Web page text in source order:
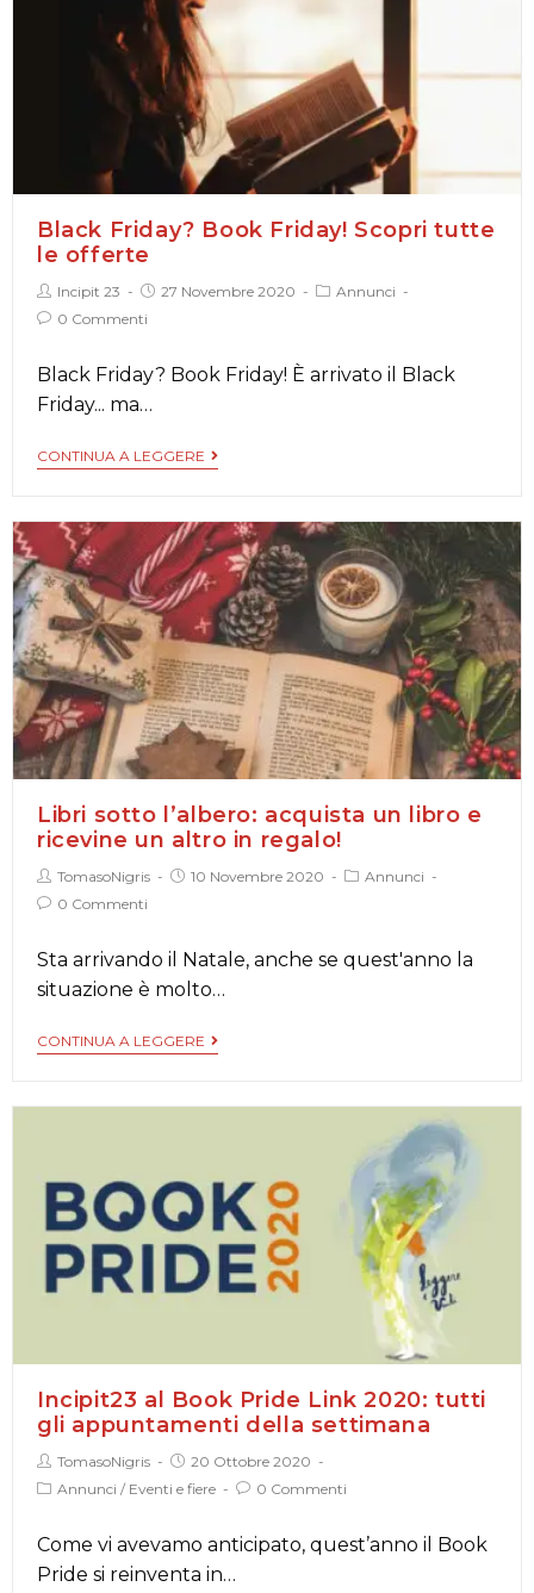
Black Friday? Book Friday! Scopri tutte
le offerte
Incipit 23 27 Novembre 2020
Annunci
0 Commenti
Black Friday? Book Friday! È arrivato il Black
Friday... ma…
CONTINUA A LEGGERE
Libri sotto l’albero: acquista un libro e
ricevine un altro in regalo!
TomasoNigris 10 Novembre 2020
Annunci
0 Commenti
Sta arrivando il Natale, anche se quest'anno la
situazione è molto…
CONTINUA A LEGGERE
Incipit23 al Book Pride Link 2020: tutti
gli appuntamenti della settimana
TomasoNigris
20 Ottobre 2020
Annunci / Eventi e fiere 0 Commenti
Come vi avevamo anticipato, quest’anno il Book
Pride si reinventa in…